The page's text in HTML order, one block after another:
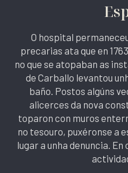
O hospital
precarias ata que en
no que se atopaban as
de Carballo levantou
baño. Postos algúns
alicerces da nova
toparon con muros
no tesouro, puxéronse a
lugar a unha denuncia.